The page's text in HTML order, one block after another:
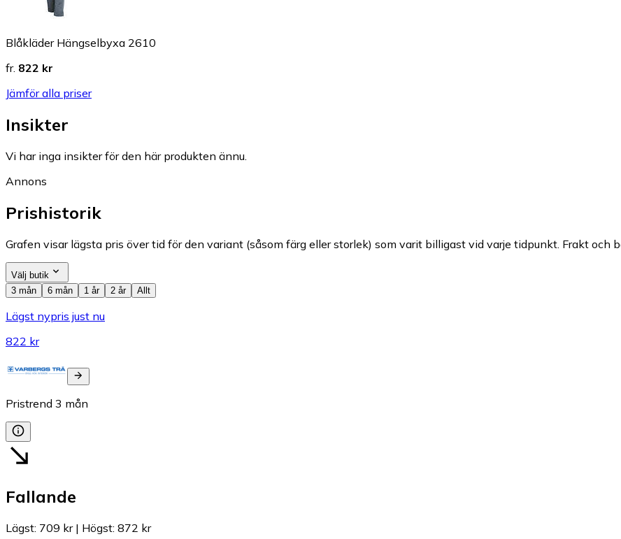
Blåkläder Hängselbyxa 2610
fr. 822 kr
Jämför alla priser
Insikter
Vi har inga insikter för den här produkten ännu.
Annons
Prishistorik
Grafen visar lägsta pris över tid för den variant (såsom färg eller storlek) som varit billigast vid varje tidpunkt. Frakt och
Välj butik
3 mån
6 mån 1 år 2 år Allt
Lägst nypris just nu
822 kr
Pristrend 3 mån
Fallande
Lägst: 709 kr| Högst: 872 kr